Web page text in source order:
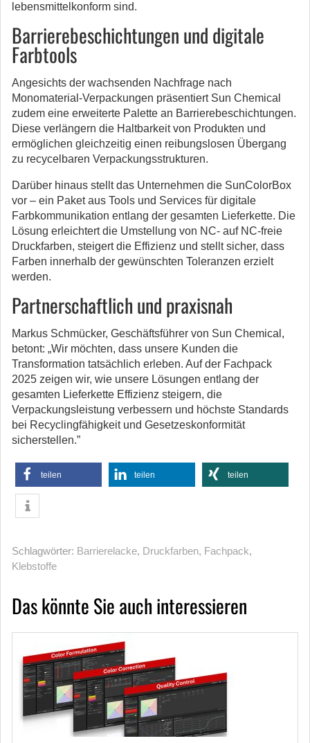
lebensmittelkonform sind.
Barrierebeschichtungen und digitale
Farbtools
Angesichts der wachsenden Nachfrage nach
Monomaterial-Verpackungen präsentiert Sun Chemical
zudem eine erweiterte Palette an Barrierebeschichtungen.
Diese verlängern die Haltbarkeit von Produkten und
ermöglichen gleichzeitig einen reibungslosen Übergang
zu recycelbaren Verpackungsstrukturen.
Darüber hinaus stellt das Unternehmen die SunColorBox
vor – ein Paket aus Tools und Services für digitale
Farbkommunikation entlang der gesamten Lieferkette. Die
Lösung erleichtert die Umstellung von NC- auf NC-freie
Druckfarben, steigert die Effizienz und stellt sicher, dass
Farben innerhalb der gewünschten Toleranzen erzielt
werden.
Partnerschaftlich und praxisnah
Markus Schmücker, Geschäftsführer von Sun Chemical,
betont: „Wir möchten, dass unsere Kunden die
Transformation tatsächlich erleben. Auf der Fachpack
2025 zeigen wir, wie unsere Lösungen entlang der
gesamten Lieferkette Effizienz steigern, die
Verpackungsleistung verbessern und höchste Standards
bei Recyclingfähigkeit und Gesetzeskonformität
sicherstellen.”
teilen teilen teilen
Schlagwörter: Barrierelacke, Druckfarben, Fachpack,
Klebstoffe
Das könnte Sie auch interessieren